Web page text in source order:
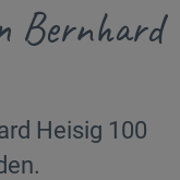
Bernhard
Heisig 100